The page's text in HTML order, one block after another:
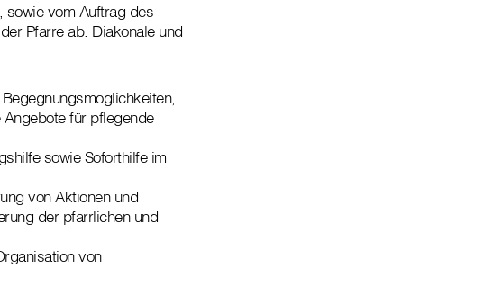
sowie vom Auftrag des
Pfarre ab. Diakonale und
für pflegende
sowie Soforthilfe im
von Aktionen und
der pfarrlichen und
von